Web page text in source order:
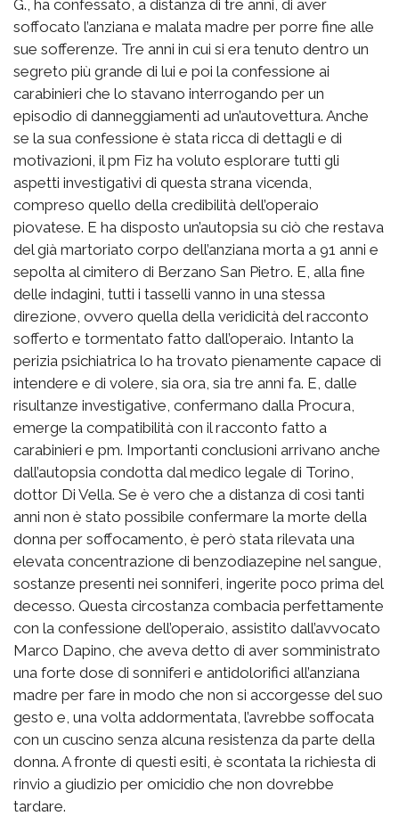
G., ha confessato, a distanza di tre anni, di aver
soffocato l’anziana e malata madre per porre fine alle
sue sofferenze. Tre anni in cui si era tenuto dentro un
segreto più grande di lui e poi la confessione ai
carabinieri che lo stavano interrogando per un
episodio di danneggiamenti ad un’autovettura. Anche
se la sua confessione è stata ricca di dettagli e di
motivazioni, il pm Fiz ha voluto esplorare tutti gli
aspetti investigativi di questa strana vicenda,
compreso quello della credibilità dell’operaio
piovatese. E ha disposto un’autopsia su ciò che restava
del già martoriato corpo dell’anziana morta a 91 anni e
sepolta al cimitero di Berzano San Pietro. E, alla fine
delle indagini, tutti i tasselli vanno in una stessa
direzione, ovvero quella della veridicità del racconto
sofferto e tormentato fatto dall’operaio. Intanto la
perizia psichiatrica lo ha trovato pienamente capace di
intendere e di volere, sia ora, sia tre anni fa. E, dalle
risultanze investigative, confermano dalla Procura,
emerge la compatibilità con il racconto fatto a
carabinieri e pm. Importanti conclusioni arrivano anche
dall’autopsia condotta dal medico legale di Torino,
dottor Di Vella. Se è vero che a distanza di così tanti
anni non è stato possibile confermare la morte della
donna per soffocamento, è però stata rilevata una
elevata concentrazione di benzodiazepine nel sangue,
sostanze presenti nei sonniferi, ingerite poco prima del
decesso. Questa circostanza combacia perfettamente
con la confessione dell’operaio, assistito dall’avvocato
Marco Dapino, che aveva detto di aver somministrato
una forte dose di sonniferi e antidolorifici all’anziana
madre per fare in modo che non si accorgesse del suo
gesto e, una volta addormentata, l’avrebbe soffocata
con un cuscino senza alcuna resistenza da parte della
donna. A fronte di questi esiti, è scontata la richiesta di
rinvio a giudizio per omicidio che non dovrebbe
tardare.